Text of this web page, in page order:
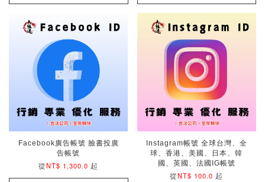
Facebook廣告帳號 臉書投廣
告帳號
從NT$ 1,300.0 起
Instagram帳號 全球台灣、全
球、香港、美國、日本、韓
國、英國、法國IG帳號
從NT$ 100.0 起